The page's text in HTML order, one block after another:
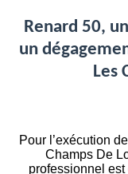
Renard 50,
un
Les
Pour l’exécution
Champs De
professionnel